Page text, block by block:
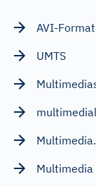
AVI-Format
UMTS
multimedial
Multimedia